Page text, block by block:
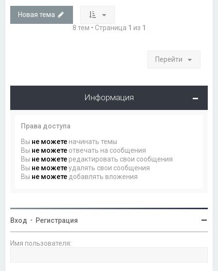
Новая тема
8 тем • Страница 1 из 1
Перейти
Информация
Права доступа
Вы не можете начинать темы
Вы не можете отвечать на сообщения
Вы не можете редактировать свои сообщения
Вы не можетеудалять свои сообщения
Вы не можете добавлять вложения
Вход • Регистрация
Имя пользователя: